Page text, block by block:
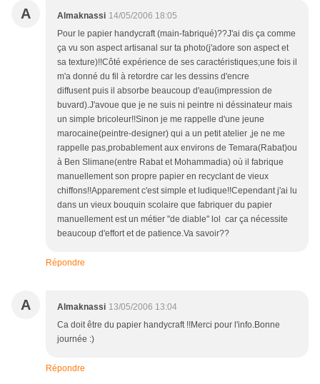
A Almaknassi 14/05/2006 18:05
Pour le papier handycraft (main-fabriqué)??J'ai dis ça comme
ça vu son aspect artisanal sur ta photo(j'adore son aspect et
sa texture)!!Côté expérience de ses caractéristiques;une fois il
m'a donné du fil à retordre car les dessins d'encre
diffusent puis il absorbe beaucoup d'eau(impression de
buvard).J'avoue que je ne suis ni peintre ni déssinateur mais
un simple bricoleur!!Sinon je me rappelle d'une jeune
marocaine(peintre-designer) qui a un petit atelier ,je ne me
rappelle pas,probablement aux environs de Temara(Rabat)ou
à Ben Slimane(entre Rabat et Mohammadia) où il fabrique
manuellement son propre papier en recyclant de vieux
chiffons!!Apparement c'est simple et ludique!!Cependant j'ai lu
dans un vieux bouquin scolaire que fabriquer du papier
manuellement est un métier "de diable" lol car ça nécessite
beaucoup d'effort et de patience.Va savoir??
Répondre
A Almaknassi 13/05/2006 13:04
Ca doit être du papier handycraft !!Merci pour l'info.Bonne
journée :)
Répondre